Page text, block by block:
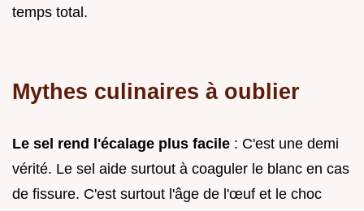
temps total.
Mythes culinaires à oublier
Le sel rend l'écalage plus facile : C'est une demi
vérité. Le sel aide surtout à coaguler le blanc en cas
de fissure. C'est surtout l'âge de l'œuf et le choc